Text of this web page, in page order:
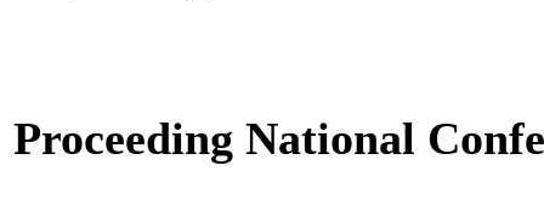
Proceeding National